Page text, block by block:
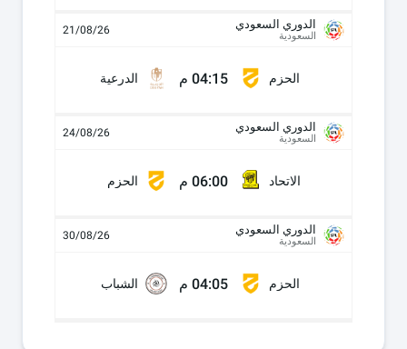
الدوري السعودي
السعودية 21/08/26
الحزم 04:15 م الدرعية
الدوري السعودي
السعودية 24/08/26
الاتحاد 06:00 م الحزم
الدوري السعودي
السعودية 30/08/26
الحزم 04:05 م الشباب